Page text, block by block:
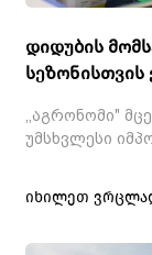
დიდუბის
სეზონისთვის
,,აგრონომი"
უმსხვლესი
იხილეთ